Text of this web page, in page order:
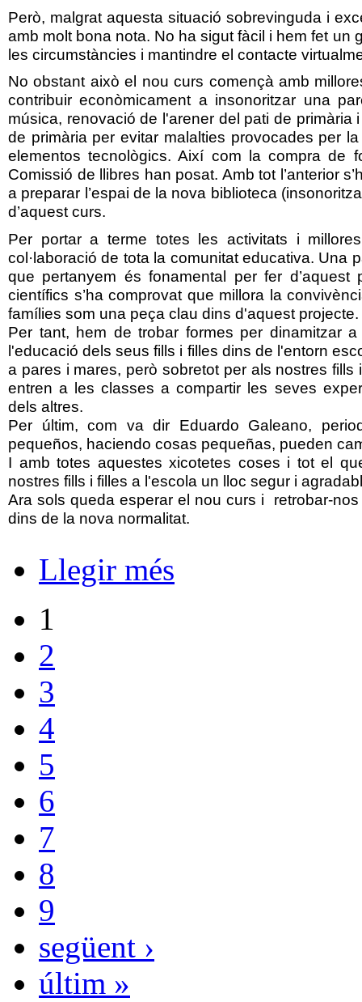
Però, malgrat aquesta situació sobrevinguda i
amb molt bona nota. No ha sigut fàcil i hem fet
les circumstàncies i mantindre el contacte
No obstant això el nou curs començà amb
contribuir econòmicament a insonoritzar una
música, renovació de l'arener del pati de
de primària per evitar malalties provocades per
elementos tecnològics. Així com la compra
Comissió de llibres han posat. Amb tot l’anterior
a preparar l’espai de la nova biblioteca
d’aquest curs.
Per portar a terme totes les activitats i
col·laboració de tota la comunitat educativa. Una
que pertanyem és fonamental per fer
científics s’ha comprovat que millora la
famílies som una peça clau dins d'aquest projecte.
Per tant, hem de trobar formes per dinamitzar
l'educació dels seus fills i filles dins de l'entorn
a pares i mares, però sobretot per als nostres
entren a les classes a compartir les seves
dels altres.
Per últim, com va dir Eduardo Galeano,
pequeños, haciendo cosas pequeñas, pueden
I amb totes aquestes xicotetes coses i tot el
nostres fills i filles a l'escola un lloc segur i
Ara sols queda esperar el nou curs i  retrobar-
dins de la nova normalitat.
Llegir més
1
2
3
4
5
6
7
8
9
següent ›
últim »